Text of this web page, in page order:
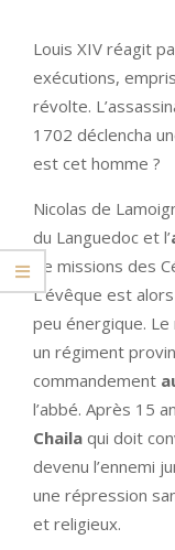
Louis XIV réagit
exécutions,
révolte.
1702 déclencha
est cet homme ?
Nicolas de
du Languedoc et l’
de missions des
L’évêque est
peu énergique.
un régiment
commandement
l’abbé. Après 15
Chaila qui doit
devenu l’ennemi
une répression
et religieux.